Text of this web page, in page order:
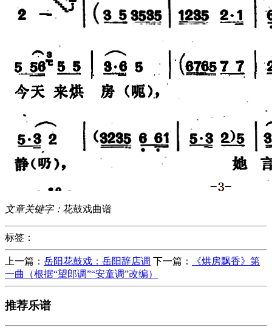
文章关键字： 花鼓戏曲谱
标签：
上一篇： 岳阳花鼓戏：岳阳辞店调 下一篇：
《烘房飘香》第
一曲（根据“望郎调”“安童调”改编）
推荐乐谱